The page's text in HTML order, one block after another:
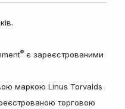
®є зареєстрованими
маркою Linus Torvalds
торговою